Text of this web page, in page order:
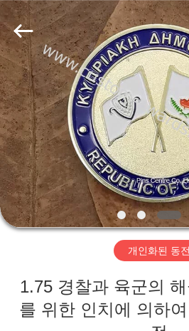
집
제
품
우
리
centre
company
ltd.
All
Rights
Reserved.
Developed
by
ECER
개인화된 동전
1.75 경찰과 육군의
를 위한 인치에 의하